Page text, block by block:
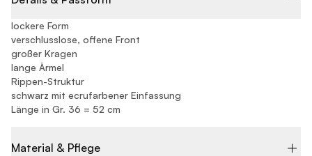
lockere Form
verschlusslose, offene Front
großer Kragen
lange Ärmel
Rippen-Struktur
schwarz mit ecrufarbener Einfassung
Länge in Gr. 36 = 52 cm
Material & Pflege